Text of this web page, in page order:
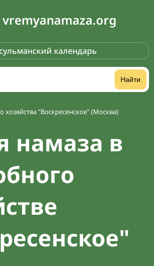
vremyanamaza.org
календарь
Найти
хозяйства "Воскресенское" (Москва)
намаза в